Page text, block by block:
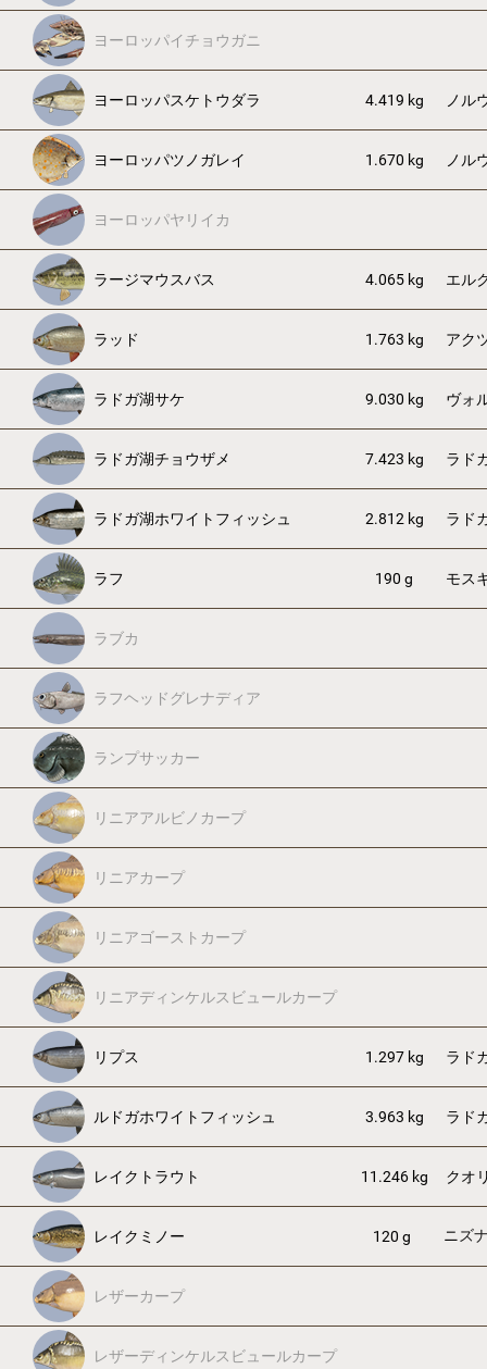
ヨーロッパイチョウガニ
ヨーロッパスケトウダラ 4.419 kg ノル
ヨーロッパツノガレイ 1.670 kg ノル
ヨーロッパヤリイカ
ラージマウスバス 4.065 kg エル
ラッド 1.763 kg アク
ラドガ湖サケ 9.030 kg ヴォ
ラドガ湖チョウザメ 7.423 kg ラド
ラドガ湖ホワイトフィッシュ 2.812 kg ラド
ラフ 190 g モス
ラブカ
ラフヘッドグレナディア
ランプサッカー
リニアアルビノカープ
リニアカープ
リニアゴーストカープ
リニアディンケルスビュールカープ
リプス 1.297 kg ラド
ルドガホワイトフィッシュ 3.963 kg ラド
レイクトラウト 11.246 kg クオ
レイクミノー 120 g ニズ
レザーカープ
レザーディンケルスビュールカープ